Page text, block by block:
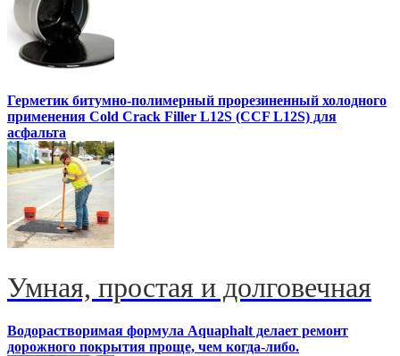
Герметик битумно-полимерный прорезиненный холодного
применения Cold Crack Filler L12S (ССF L12S) для
асфальта
Умная, простая и долговечная
Водорастворимая формула Aquaphalt делает ремонт
дорожного покрытия проще, чем когда-либо.